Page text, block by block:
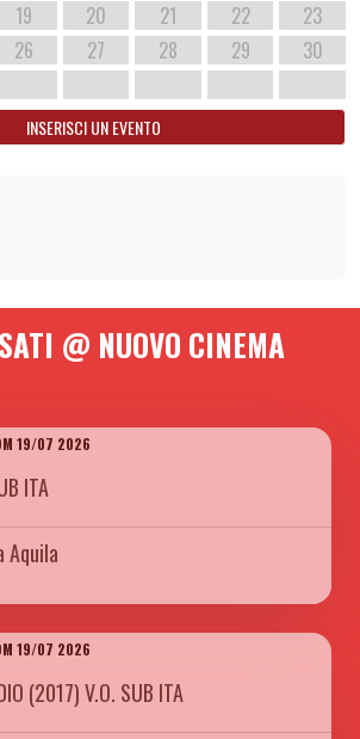
19 20 21 22
23
26 27 28 29
30
INSERISCI UN EVENTO
@ NUOVO CINEMA
19/07 2026
ITA
Aquila
19/07 2026
(2017) V.O. SUB ITA